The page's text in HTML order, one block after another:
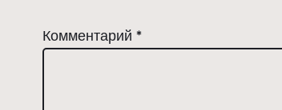
Комментарий *